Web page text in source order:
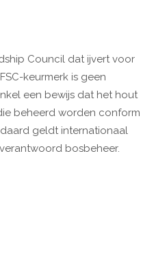
Council dat ijvert voor
keurmerk is geen
een bewijs dat het hout
beheerd worden conform
geldt internationaal
bosbeheer.